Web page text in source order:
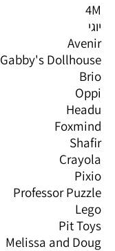
4M
יוגי
Avenir
Gabby's Dollhouse
Brio
Oppi
Headu
Foxmind
Shafir
Crayola
Pixio
Professor Puzzle
Lego
Pit Toys
Melissa and Doug